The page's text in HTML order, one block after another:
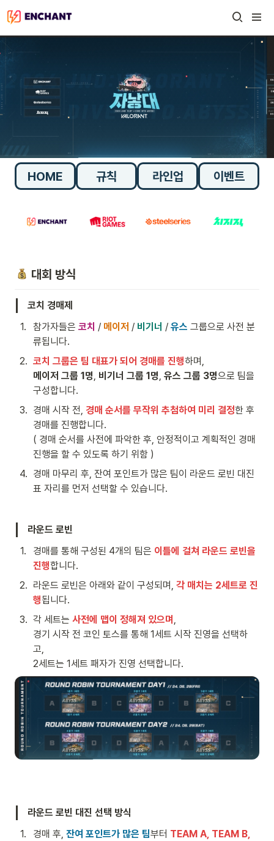
HOME 규칙 라인업 이벤트
대회 방식
코치 경매제
1. 참가자들은 코치 / 메이저 / 비기너 / 유스 그룹으로 사전 분
류됩니다.
2. 코치 그룹은 팀 대표가 되어 경매를 진행
메이저 그룹 1명, 비기너 그룹 1명, 유스 그룹 3명으로 팀을
구성합니다.
3. 경매 시작 전, 경매 순서를 무작위 추첨하여 미리 결정한 후
경매를 진행합니다.
( 경매 순서를 사전에 파악한 후, 안정적이고 계획적인 경매
진행을 할 수 있도록 하기 위함 )
4. 경매 마무리 후, 잔여 포인트가 많은 팀이 라운드 로빈 대진
표 자리를 먼저 선택할 수 있습니다.
라운드 로빈
1. 경매를 통해 구성된 4개의 팀은 이틀에 걸쳐 라운드 로빈을
진행합니다.
2. 라운드 로빈은 아래와 같이 구성되며, 각 매치는 2세트로 진
행됩니다.
3. 각 세트는 사전에 맵이 정해져 있으며 ,
경기 시작 전 코인 토스를 통해 1세트 시작 진영을 선택하
고,
2세트는 1세트 패자가 진영 선택합니다.
라운드 로빈 대진 선택 방식
1. 경매 후, 잔여 포인트가 많은 팀부터 TEAM A, TEAM B,